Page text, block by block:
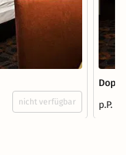
nicht verfügbar
p.P.